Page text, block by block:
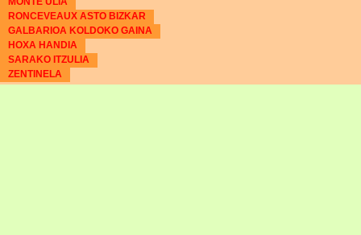
RONCEVEAUX ASTO BIZKAR
GALBARIOA KOLDOKO GAINA
HOXA HANDIA
SARAKO ITZULIA
ZENTINELA